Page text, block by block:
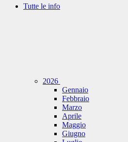
Tutte le info
2026
Gennaio
Febbraio
Marzo
Aprile
Maggio
Giugno